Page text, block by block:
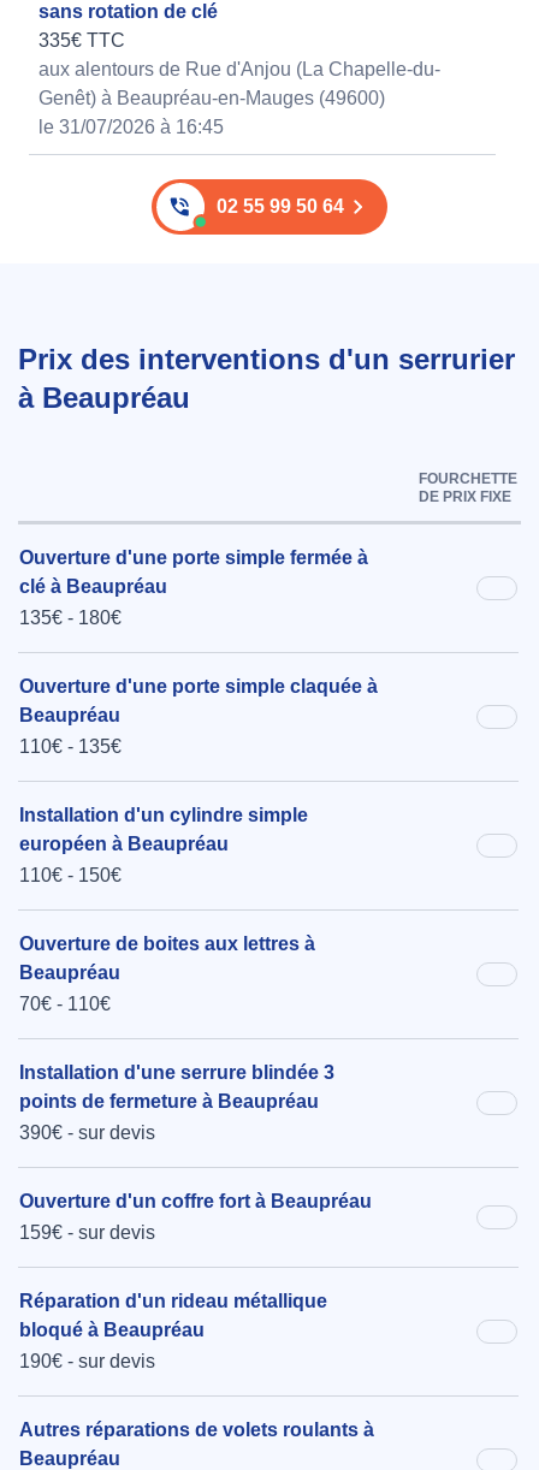
sans rotation de clé
335€ TTC
aux alentours de Rue d'Anjou (La Chapelle-du-
Genêt) à Beaupréau-en-Mauges (49600)
le 31/07/2026 à 16:45
02 55 99 50 64
Prix des interventions d'un serrurier
à Beaupréau
FOURCHETTE
DE PRIX FIXE
Ouverture d'une porte simple fermée à
clé à Beaupréau
135€ - 180€
Ouverture d'une porte simple claquée à
Beaupréau
110€ - 135€
Installation d'un cylindre simple
européen à Beaupréau
110€ - 150€
Ouverture de boites aux lettres à
Beaupréau
70€ - 110€
Installation d'une serrure blindée 3
points de fermeture à Beaupréau
390€ - sur devis
Ouverture d'un coffre fort à Beaupréau
159€ - sur devis
Réparation d'un rideau métallique
bloqué à Beaupréau
190€ - sur devis
Autres réparations de volets roulants à
Beaupréau